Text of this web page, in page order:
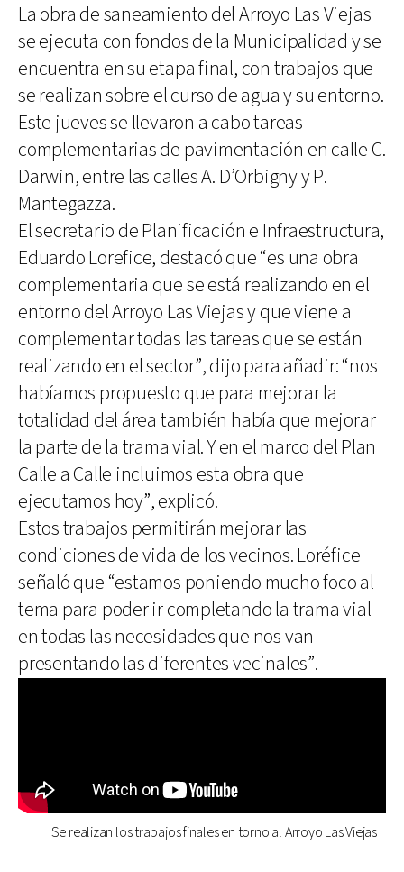
La obra de saneamiento del Arroyo Las Viejas
se ejecuta con fondos de la Municipalidad y se
encuentra en su etapa final, con trabajos que
se realizan sobre el curso de agua y su entorno.
Este jueves se llevaron a cabo tareas
complementarias de pavimentación en calle C.
Darwin, entre las calles A. D’Orbigny y P.
Mantegazza.
El secretario de Planificación e Infraestructura,
Eduardo Lorefice, destacó que “es una obra
complementaria que se está realizando en el
entorno del Arroyo Las Viejas y que viene a
complementar todas las tareas que se están
realizando en el sector”, dijo para añadir: “nos
habíamos propuesto que para mejorar la
totalidad del área también había que mejorar
la parte de la trama vial. Y en el marco del Plan
Calle a Calle incluimos esta obra que
ejecutamos hoy”, explicó.
Estos trabajos permitirán mejorar las
condiciones de vida de los vecinos. Loréfice
señaló que “estamos poniendo mucho foco al
tema para poder ir completando la trama vial
en todas las necesidades que nos van
presentando las diferentes vecinales”.
Se realizan los trabajos finales en torno al Arroyo Las Viejas